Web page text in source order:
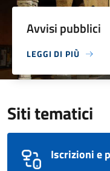
Avvisi pubblici
LEGGI DI PIÙ
Siti tematici
Iscrizioni e